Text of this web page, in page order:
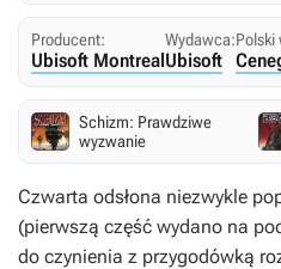
Producent:
Ubisoft Montreal
Wydawca:
Ubisoft
Polski
Schizm: Prawdziwe
wyzwanie
Czwarta odsłona niezwykle
(pierwszą część wydano na
do czynienia z przygodówką